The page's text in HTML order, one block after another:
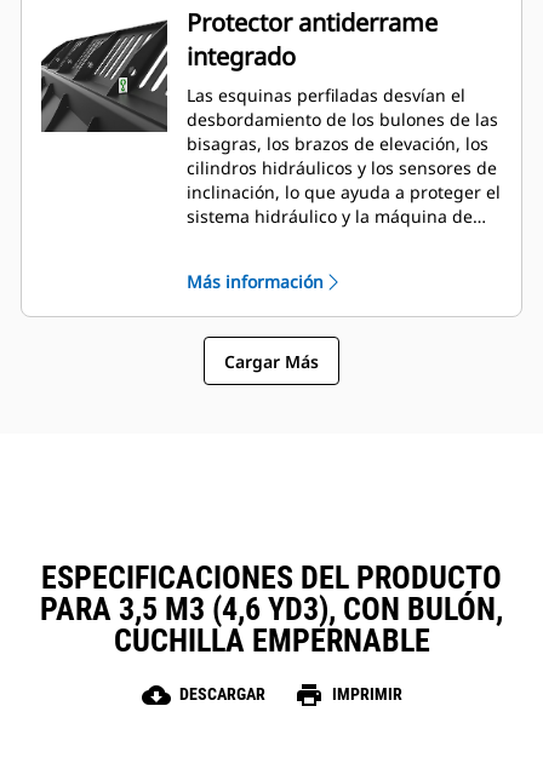
Protector antiderrame
integrado
Las esquinas perfiladas desvían el
desbordamiento de los bulones de las
bisagras, los brazos de elevación, los
cilindros hidráulicos y los sensores de
inclinación, lo que ayuda a proteger el
sistema hidráulico y la máquina de
una buena visibilidad hacia delante
evitando daños en las esquinas al
descargar.
Más información
Cargar Más
ESPECIFICACIONES DEL PRODUCTO
PARA 3,5 M3 (4,6 YD3), CON BULÓN,
CUCHILLA EMPERNABLE
cloud_download DESCARGAR print IMPRIMIR